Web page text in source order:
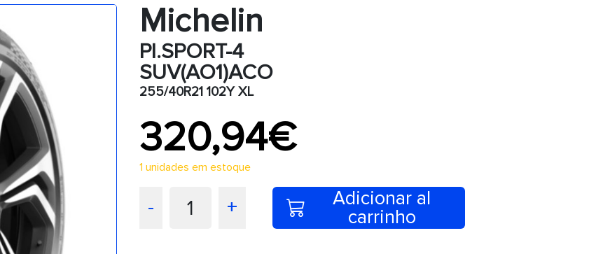
Michelin
PI.SPORT-4
SUV(AO1)ACO
255/40R21 102Y XL
320,94€
1 unidades em estoque
- 1 +
Adicionar al
carrinho